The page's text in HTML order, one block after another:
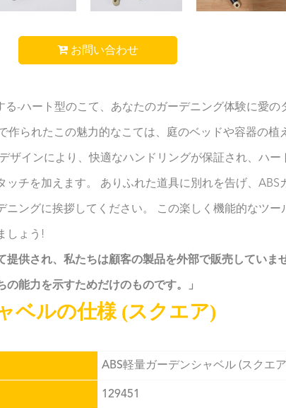
お問い合わせ
-ハート型のこて、あなたのガーデニング体験に愛の
作られたこの魅力的なこては、庭のベッドや容器の植
ザインにより、快適なハンドリングが保証され、ハー
ッチを加えます。 ありふれた道具に別れを告げ、ABS
ニングに挨拶してください。 この楽しく機能的なツー
しょう!
提供され、私たちは顧客の製品を外部で販売していま
能力を示すためだけのものです。」
ベルの仕様 (スクエア)
ABS軽量ガーデンシャベル (スクエ
129451